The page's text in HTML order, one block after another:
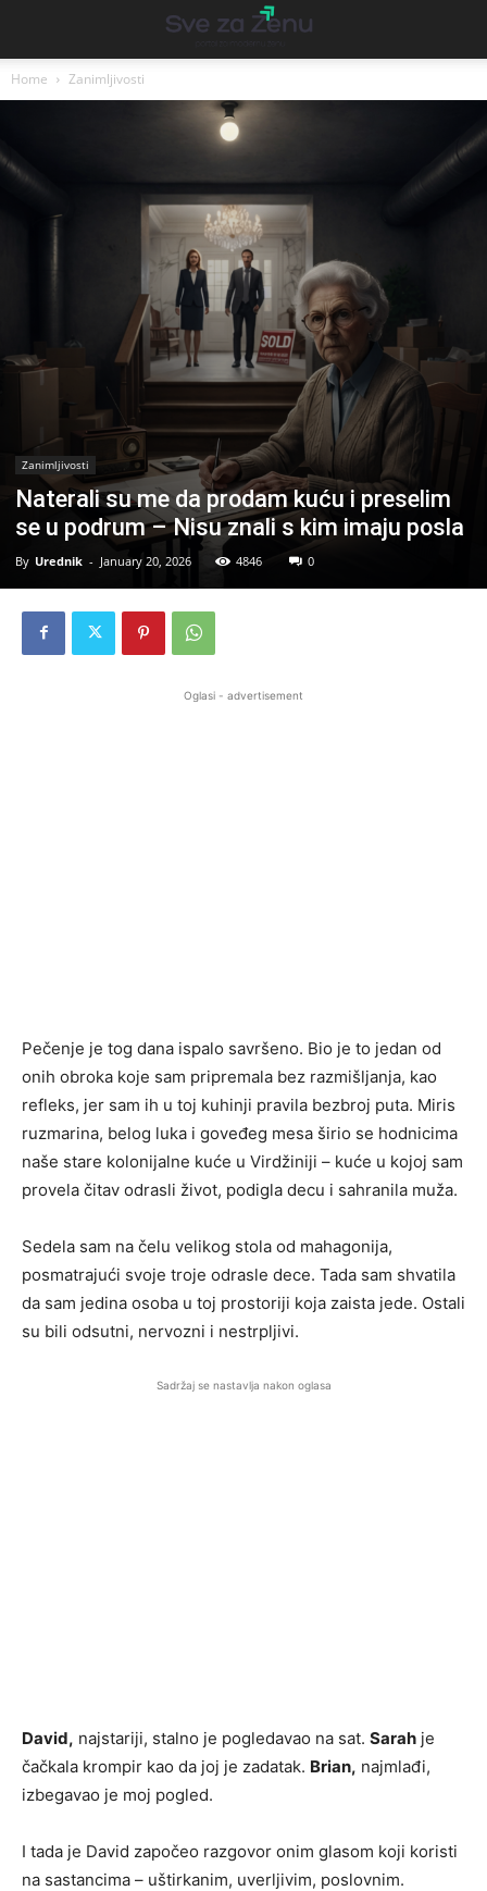
Home Zanimljivosti
Zanimljivosti
Naterali su me da prodam kuću i preselim
se u podrum – Nisu znali s kim imaju posla
By Urednik - January 20, 2026 4846 0
Oglasi - advertisement
Pečenje je tog dana ispalo savršeno. Bio je to jedan od
onih obroka koje sam pripremala bez razmišljanja, kao
refleks, jer sam ih u toj kuhinji pravila bezbroj puta. Miris
ruzmarina, belog luka i goveđeg mesa širio se hodnicima
naše stare kolonijalne kuće u Virdžiniji – kuće u kojoj sam
provela čitav odrasli život, podigla decu i sahranila muža.
Sedela sam na čelu velikog stola od mahagonija,
posmatrajući svoje troje odrasle dece. Tada sam shvatila
da sam jedina osoba u toj prostoriji koja zaista jede. Ostali
su bili odsutni, nervozni i nestrpljivi.
Sadržaj se nastavlja nakon oglasa
David, najstariji, stalno je pogledavao na sat. Sarah je
čačkala krompir kao da joj je zadatak. Brian, najmlađi,
izbegavao je moj pogled.
I tada je David započeo razgovor onim glasom koji koristi
na sastancima – uštirkanim, uverljivim, poslovnim.